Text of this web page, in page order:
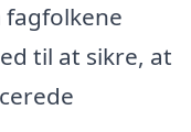
fagfolkene
til at sikre, at